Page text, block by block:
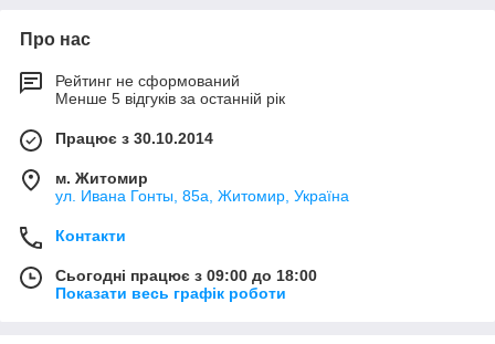
Про нас
Рейтинг не сформований
Менше 5 відгуків за останній рік
Працює з 30.10.2014
м. Житомир
ул. Ивана Гонты, 85а, Житомир, Україна
Контакти
Сьогодні працює з 09:00 до 18:00
Показати весь графік роботи